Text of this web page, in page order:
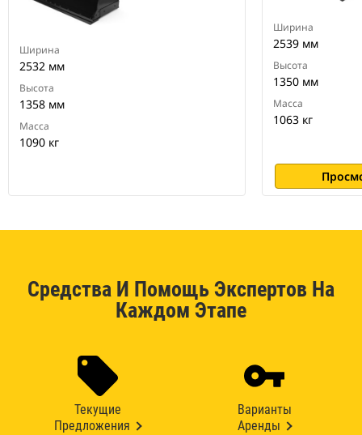
Ширина
2532 мм
Высота
1358 мм
Масса
1090 кг
Ширина
2539 мм
Высота
1350 мм
Масса
1063 кг
Средства И Помощь Экспертов На
Каждом Этапе
Текущие
Предложения
Варианты
Аренды